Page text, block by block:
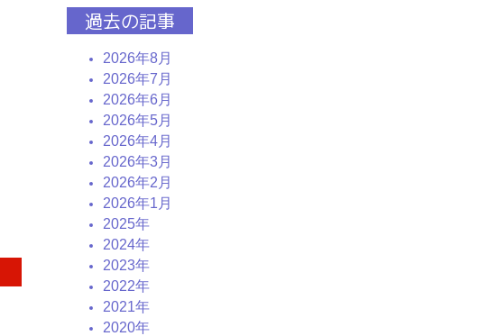
過去の記事
2026年8月
2026年7月
2026年6月
2026年5月
2026年4月
2026年3月
2026年2月
2026年1月
2025年
2024年
2023年
2022年
2021年
2020年